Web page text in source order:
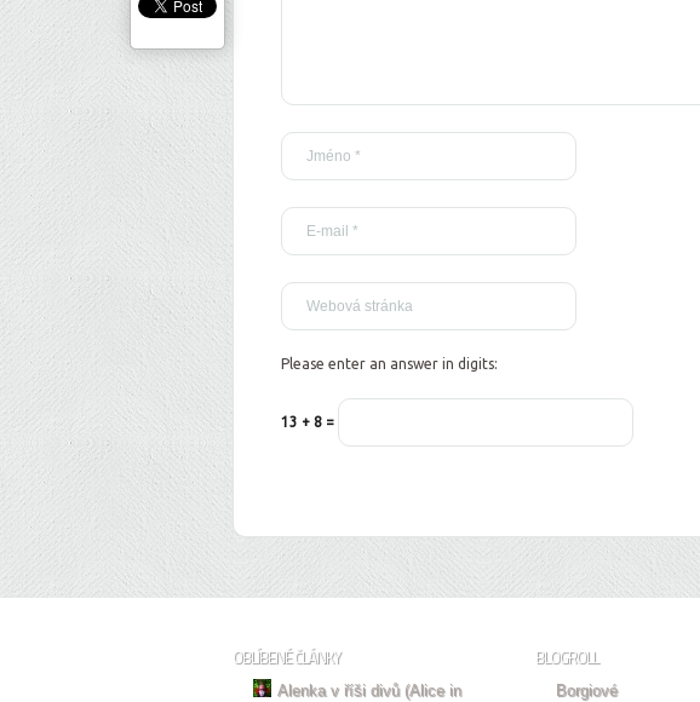
Please enter an answer in digits:
13 + 8 =
OBLÍBENÉ ČLÁNKY
Alenka v říši divů (Alice in
BLOGROLL
Borgiové